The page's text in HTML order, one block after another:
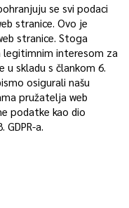
se svi podaci
stranice. Ovo je
stranice. Stoga
legitimnim interesom za
u skladu s člankom 6.
osigurali našu
pružatelja web
podatke kao dio
a.